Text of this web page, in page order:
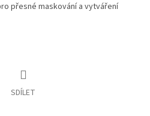
přesné maskování a vytváření
SDÍLET